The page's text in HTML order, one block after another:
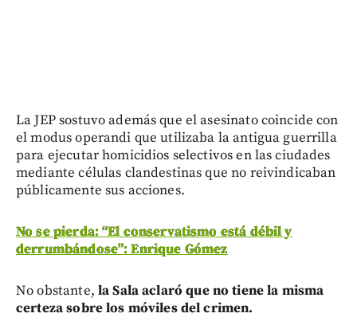
La JEP sostuvo además que el asesinato coincide con
el modus operandi que utilizaba la antigua guerrilla
para ejecutar homicidios selectivos en las ciudades
mediante células clandestinas que no reivindicaban
públicamente sus acciones.
No se pierda: “El conservatismo está débil y
derrumbándose”: Enrique Gómez
No obstante, la Sala aclaró que no tiene la misma
certeza sobre los móviles del crimen.